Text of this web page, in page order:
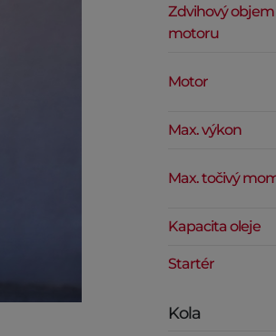
Zdvihový objem
motoru
Motor
Max. výkon
Max. točivý
Kapacita oleje
Startér
Kola